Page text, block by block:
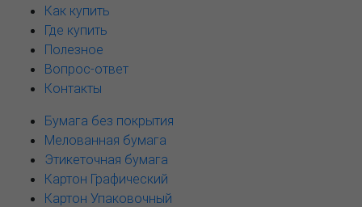
Как купить
Где купить
Полезное
Вопрос-ответ
Контакты
Бумага без покрытия
Мелованная бумага
Этикеточная бумага
Картон Графический
Картон Упаковочный